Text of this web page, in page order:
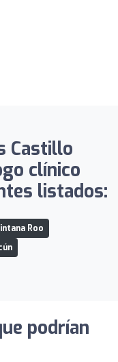
Castillo
clínico
listados:
Roo
podrían